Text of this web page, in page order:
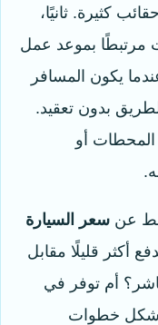
كثيرة. ثانيًا،
مرتبطًا بموعد عمل
يكون المسافر
بدون تعقيد.
المحطات أو
عن سعر السيارة
أكثر قليلًا مقابل
أم توفر في
شكل خطوات